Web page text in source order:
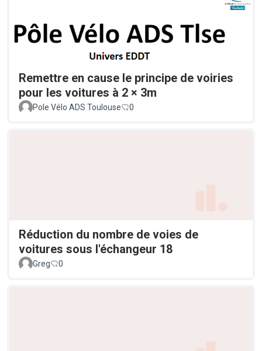
Remettre en cause le principe de voiries
pour les voitures à 2 × 3m
Pole Vélo ADS Toulouse 0
Réduction du nombre de voies de
voitures sous l'échangeur 18
Greg 0